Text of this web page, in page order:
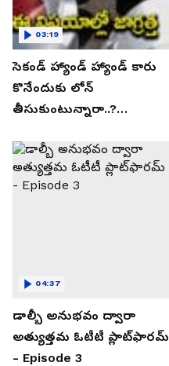
సెకండ్ హ్యాండ్ హ్యాండ్ కారు
కొనేందుకు లోన్
తీసుకుంటున్నారా..?
తెలుసుకోండి..!
03:19
డాల్బీ అనుభవం ద్వారా
అత్యుత్తమ ఓటీటీ ప్లాట్‌ఫారమ్
- Episode 3
04:37